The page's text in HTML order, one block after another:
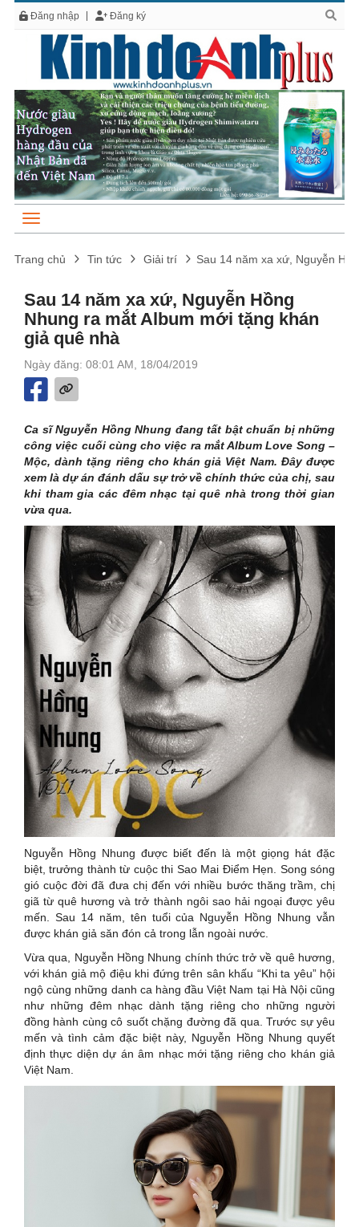
Đăng nhập Đăng ký
Trang chủ Tin tức Giải trí Sau 14 năm xa xứ, Nguyễn
Sau 14 năm xa xứ, Nguyễn Hồng
Nhung ra mắt Album mới tặng khán
giả quê nhà
Ngày đăng: 08:01 AM, 18/04/2019
Ca sĩ Nguyễn Hồng Nhung đang tất bật chuẩn bị những
công việc cuối cùng cho việc ra mắt Album Love Song –
Mộc, dành tặng riêng cho khán giả Việt Nam. Đây được
xem là dự án đánh dấu sự trở về chính thức của chị, sau
khi tham gia các đêm nhạc tại quê nhà trong thời gian
vừa qua.
Nguyễn Hồng Nhung được biết đến là một giọng hát đặc
biệt, trưởng thành từ cuộc thi Sao Mai Điểm Hẹn. Song sóng
gió cuộc đời đã đưa chị đến với nhiều bước thăng trầm, chị
giã từ quê hương và trở thành ngôi sao hải ngoại được yêu
mến. Sau 14 năm, tên tuổi của Nguyễn Hồng Nhung vẫn
được khán giả săn đón cả trong lẫn ngoài nước.
Vừa qua, Nguyễn Hồng Nhung chính thức trở về quê hương,
với khán giả mộ điệu khi đứng trên sân khấu “Khi ta yêu” hội
ngộ cùng những danh ca hàng đầu Việt Nam tại Hà Nội cũng
như những đêm nhạc dành tặng riêng cho những người
đồng hành cùng cô suốt chặng đường đã qua. Trước sự yêu
mến và tình cảm đặc biệt này, Nguyễn Hồng Nhung quyết
định thực diện dự án âm nhạc mới tặng riêng cho khán giả
Việt Nam.